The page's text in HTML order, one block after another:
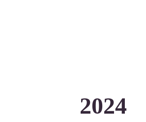
2024